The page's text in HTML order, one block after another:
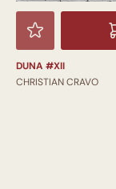
DUNA #XII
CHRISTIAN CRAVO